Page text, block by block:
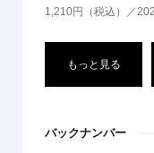
1,210円（税込）／
もっと見る
バックナンバー